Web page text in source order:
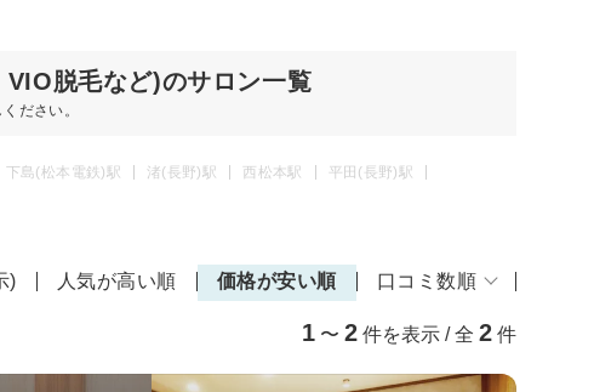
脱毛など)のサロン一覧
ださい。
下島(松本電鉄)駅 渚(長野)駅 西松本駅
平田(長野)駅
) 人気が高い順 価格が安い順 口コミ数順
1 〜 2 件を表示 / 全 2 件